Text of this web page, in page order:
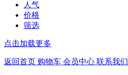
人气
价格
筛选
点击加载更多
返回首页 购物车 会员中心 联系我们